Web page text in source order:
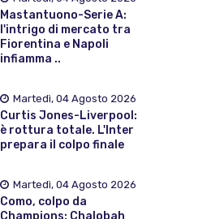
Mastantuono-Serie A:
l'intrigo di mercato tra
Fiorentina e Napoli
infiamma ..
Martedì, 04 Agosto 2026
Curtis Jones-Liverpool:
è rottura totale. L'Inter
prepara il colpo finale
Martedì, 04 Agosto 2026
Como, colpo da
Champions: Chalobah